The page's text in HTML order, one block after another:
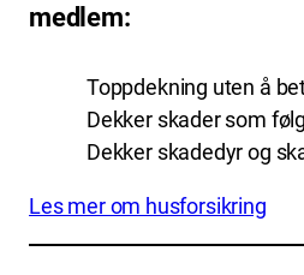
medlem:
Toppdekning uten å
Dekker skader som
Dekker skadedyr og
Les mer om husforsikring